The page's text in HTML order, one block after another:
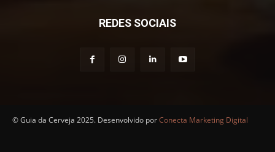
REDES SOCIAIS
© Guia da Cerveja 2025. Desenvolvido porConecta Marketing Digital